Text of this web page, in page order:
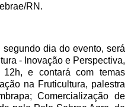
RN.
dia do evento, será
- Inovação e Perspectiva,
e contará com temas
na Fruticultura, palestra
Comercialização de